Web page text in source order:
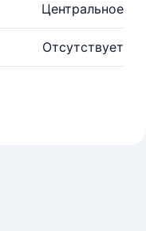
Центральное
Отсутствует